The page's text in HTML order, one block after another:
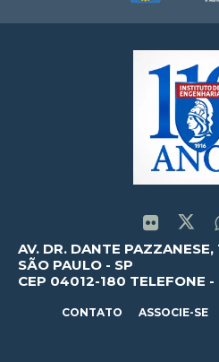
AV. DR. DANTE
SÃO PAULO - SP
CEP 04012-180 TELEFONE
CONTATO ASSOCIE-SE